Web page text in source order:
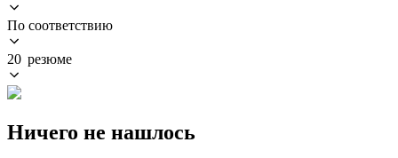
По соответствию
20 резюме
Ничего не нашлось